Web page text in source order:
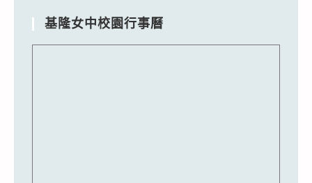
基隆女中校園行事曆